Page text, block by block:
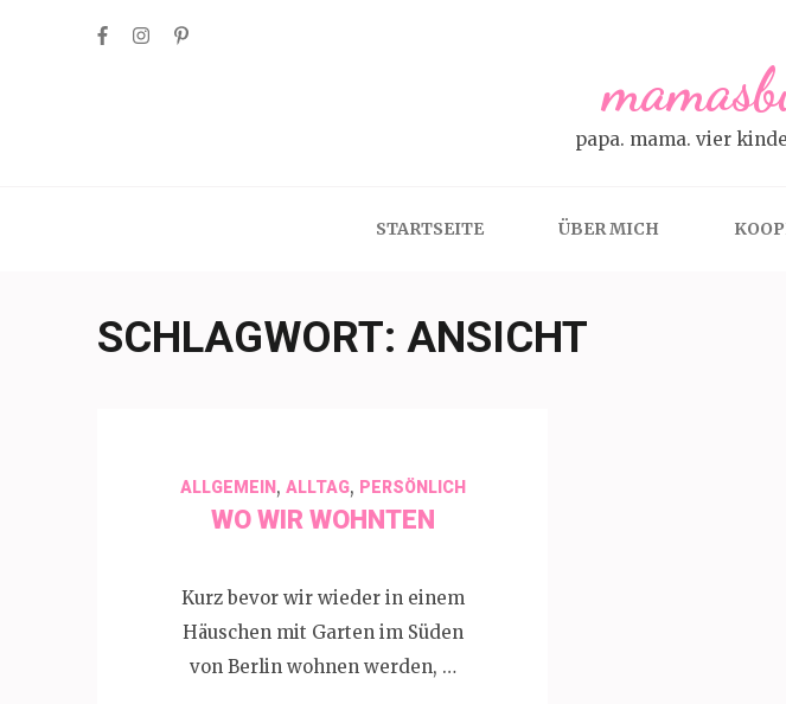
papa. mama. vier
STARTSEITE ÜBER MICH
SCHLAGWORT: ANSICHT
ALLGEMEIN, ALLTAG, PERSÖNLICH
WO WIR WOHNTEN
Kurz bevor wir wieder in einem
Häuschen mit Garten im Süden
von Berlin wohnen werden, …